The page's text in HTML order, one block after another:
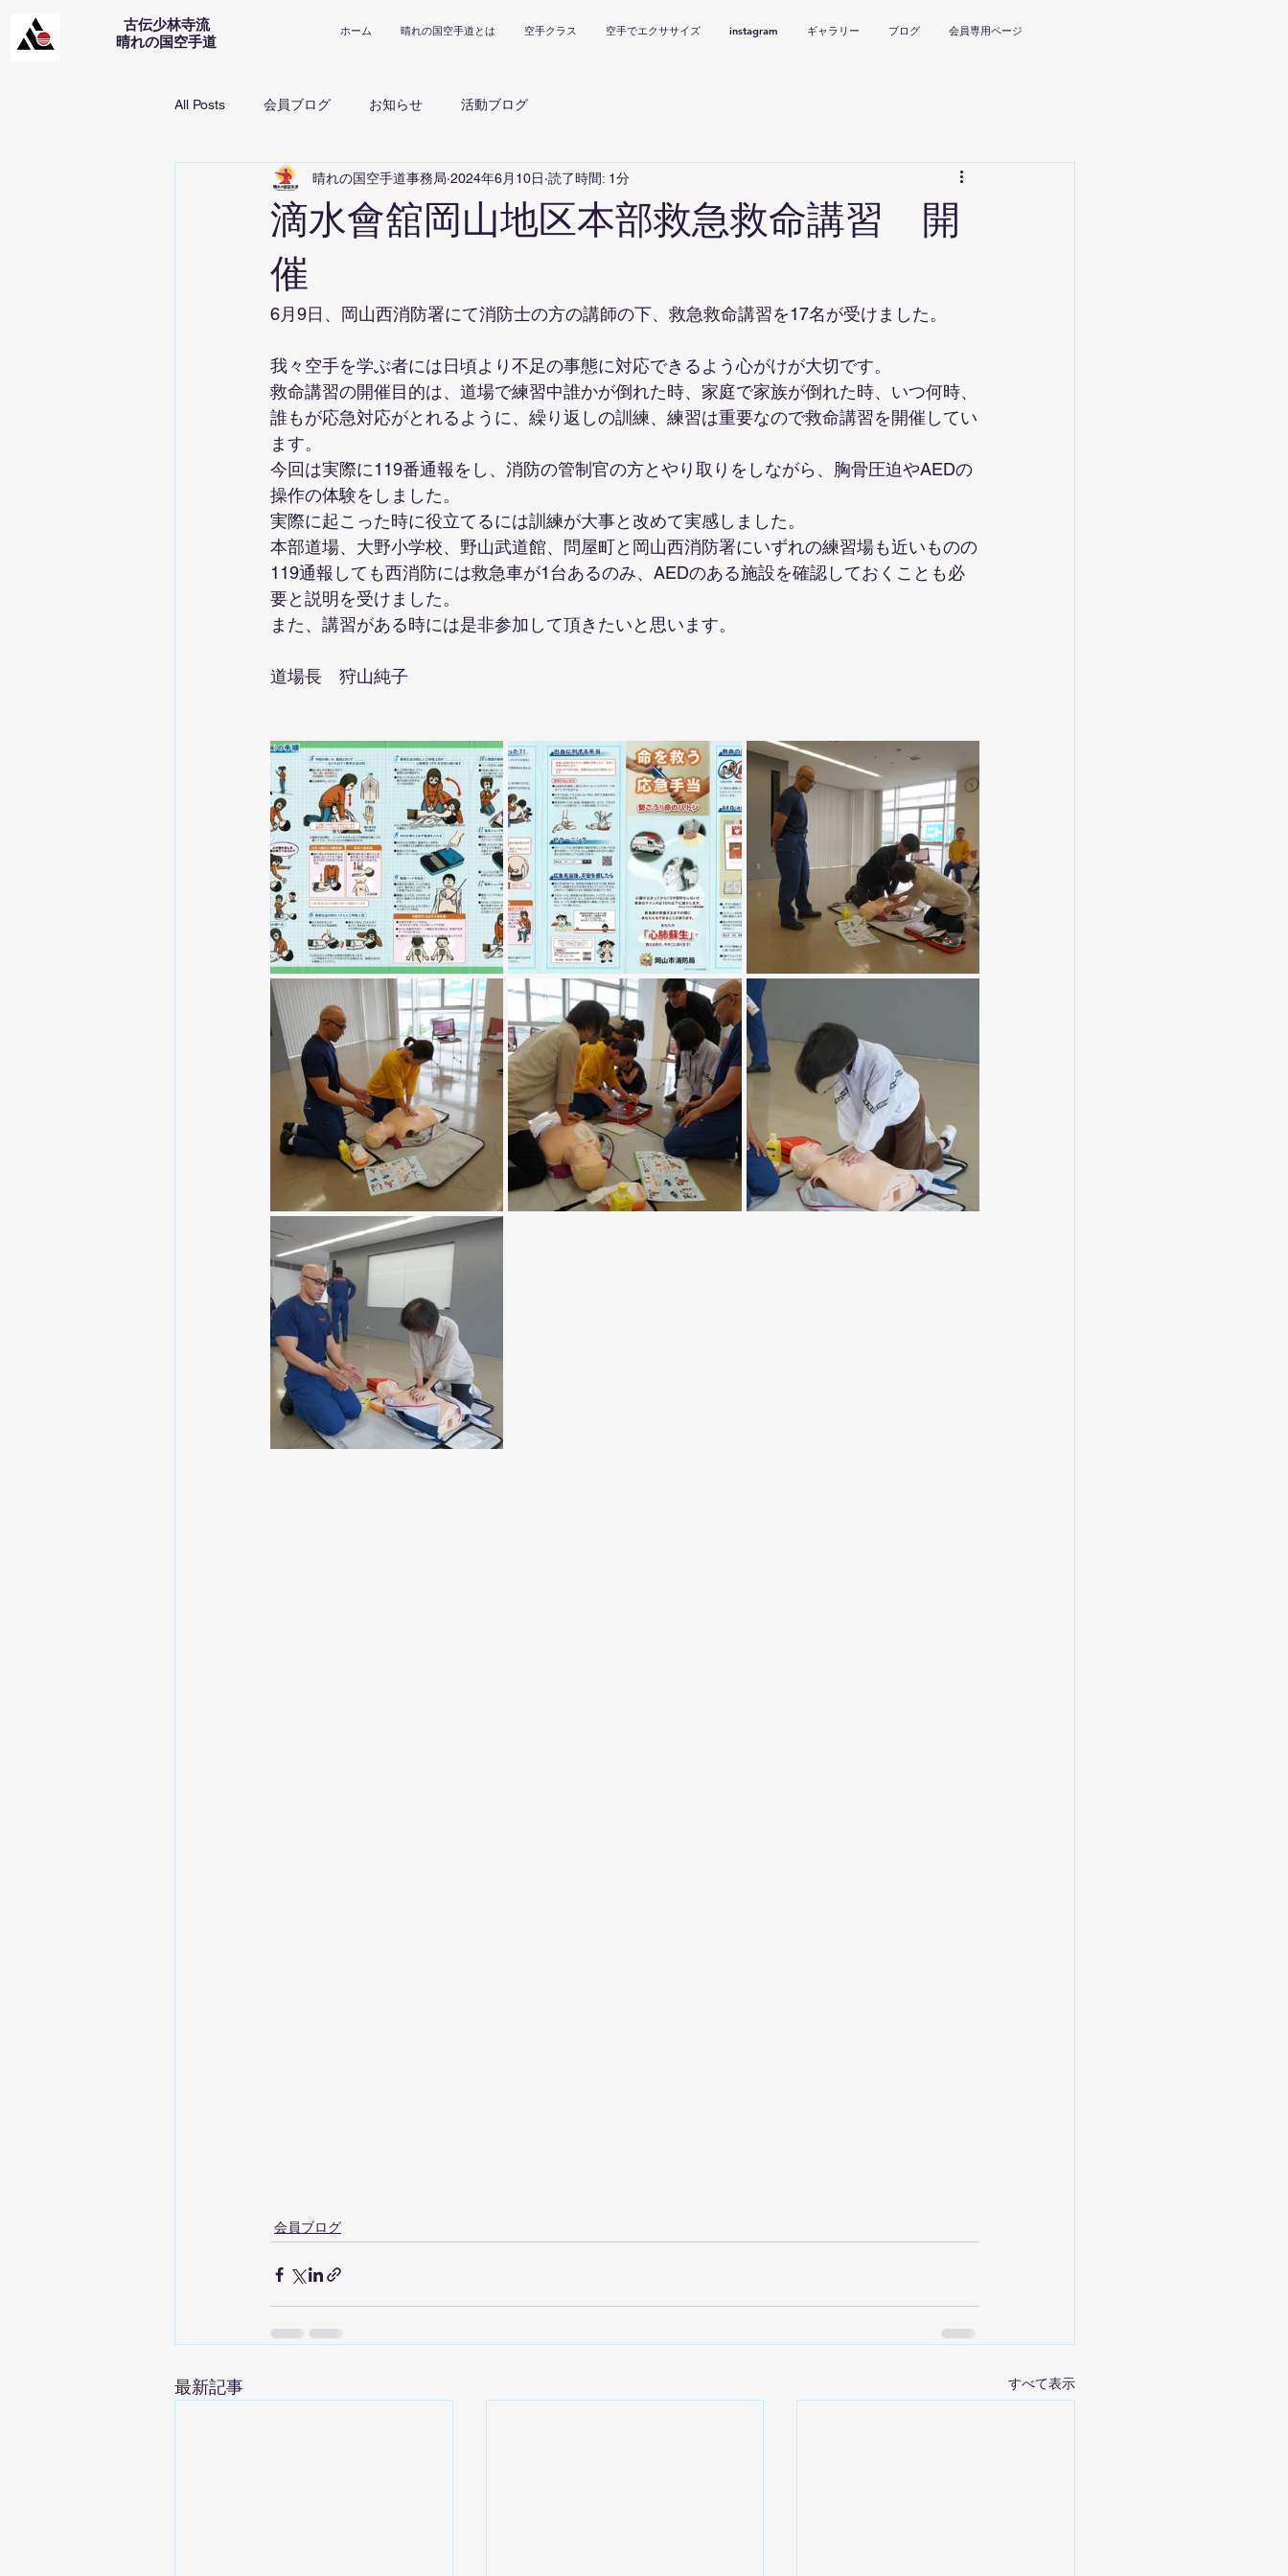
古伝少林寺流
​晴れの国空手道
ホーム 晴れの国空手道とは 空手クラス 空手でエクササイズ instagram ギャラリー ブログ 会員専用ページ
All Posts 会員ブログ お知らせ 活動ブログ
滴水會舘岡山地区本部救急救命講習 開
催
晴れの国空手道事務局 2024年6月10日 読了時間: 1分
6月9日、岡山西消防署にて消防士の方の講師の下、救急救命講習を17名が受けました。
我々空手を学ぶ者には日頃より不足の事態に対応できるよう心がけが大切です。
救命講習の開催目的は、道場で練習中誰かが倒れた時、家庭で家族が倒れた時、いつ何時、
誰もが応急対応がとれるように、繰り返しの訓練、練習は重要なので救命講習を開催してい
ます。
今回は実際に119番通報をし、消防の管制官の方とやり取りをしながら、胸骨圧迫やAEDの
操作の体験をしました。
実際に起こった時に役立てるには訓練が大事と改めて実感しました。
本部道場、大野小学校、野山武道館、問屋町と岡山西消防署にいずれの練習場も近いものの
119通報しても西消防には救急車が1台あるのみ、AEDのある施設を確認しておくことも必
要と説明を受けました。
また、講習がある時には是非参加して頂きたいと思います。
道場長　狩山純子
会員ブログ
最新記事 すべて表示